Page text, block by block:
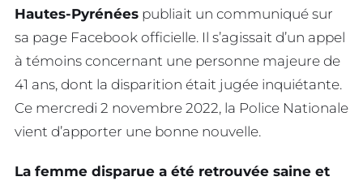
Hautes-Pyrénées publiait un communiqué sur
sa page Facebook officielle. Il s’agissait d’un appel
à témoins concernant une personne majeure de
41 ans, dont la disparition était jugée inquiétante.
Ce mercredi 2 novembre 2022, la Police Nationale
vient d’apporter une bonne nouvelle.
La femme disparue a été retrouvée saine et